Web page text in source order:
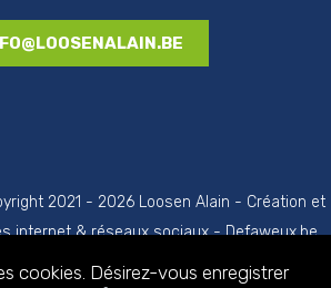
2021 - 2026 Loosen Alain - Création et
internet & réseaux sociaux - Defaweux.be
de site internet région de Liège)
cookies. Désirez-vous enregistrer